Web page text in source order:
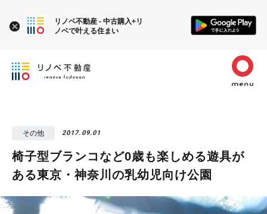
その他 2017.09.01
椅子型ブランコなど0歳も楽しめる遊具が
ある東京・神奈川の乳幼児向け公園
リノベ不動産 - 中古購入+リ
ノベで叶える住まい